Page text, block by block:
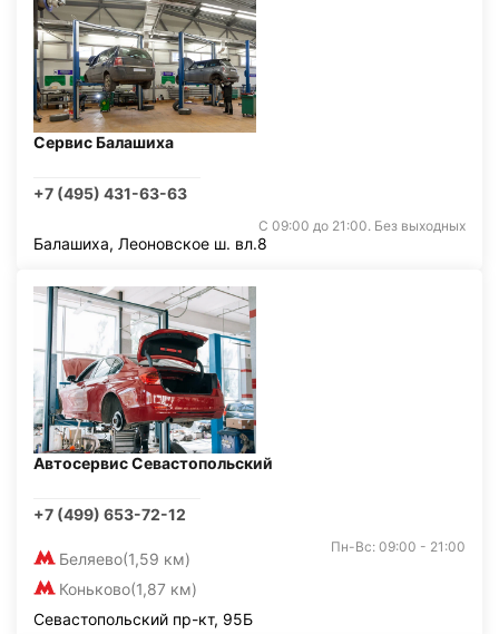
Сервис Балашиха
+7 (495) 431-63-63
С 09:00 до 21:00. Без выходных
Балашиха, Леоновское ш. вл.8
Автосервис Севастопольский
+7 (499) 653-72-12
Беляево(1,59 км)
Коньково(1,87 км)
Пн-Вс: 09:00 - 21:00
Севастопольский пр-кт, 95Б